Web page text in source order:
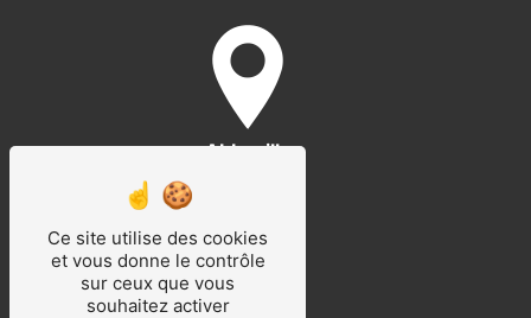
Abbeville
Ce site utilise des cookies
et vous donne le contrôle
sur ceux que vous
souhaitez activer